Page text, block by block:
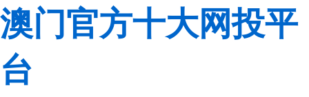
澳门官方十大网投平
台